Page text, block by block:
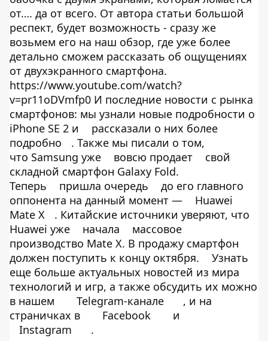
от…. да от всего. От автора статьи большой
респект, будет возможность - сразу же
возьмем его на наш обзор, где уже более
детально сможем рассказать об ощущениях
от двухэкранного смартфона.
https://www.youtube.com/watch?
v=pr11oDVmfp0 И последние новости с рынка
смартфонов: мы узнали новые подробности о
iPhone SE 2 и
рассказали о них более
подробно
. Также мы писали о том,
что Samsung уже
вовсю продает
свой
складной смартфон Galaxy Fold.
Теперь
пришла очередь
до его главного
оппонента на данный момент —
Huawei
Mate X
. Китайские источники уверяют, что
Huawei уже
начала
массовое
производство Mate X. В продажу смартфон
должен поступить к концу октября.
Узнать
еще больше актуальных новостей из мира
технологий и игр, а также обсудить их можно
в нашем
Telegram-канале
, и на
страничках в
Facebook
и
Instagram
.